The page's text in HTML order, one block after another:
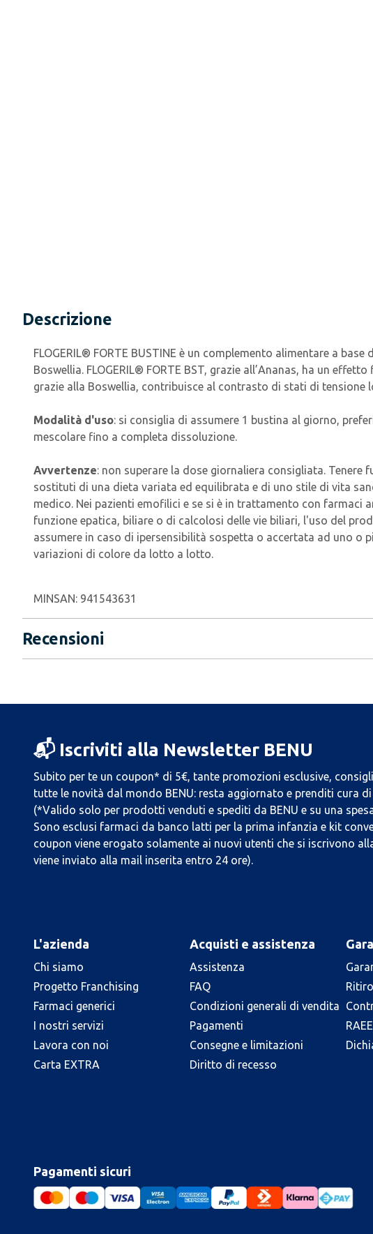
Descrizione
FLOGERIL® FORTE BUSTINE è un complemento alimentare a
Boswellia. FLOGERIL® FORTE BST, grazie all’Ananas, ha un
grazie alla Boswellia, contribuisce al contrasto di stati di tensione
Modalità d'uso: si consiglia di assumere 1 bustina al giorno,
mescolare fino a completa dissoluzione.
Avvertenze: non superare la dose giornaliera consigliata.
sostituti di una dieta variata ed equilibrata e di uno stile di vita
medico. Nei pazienti emofilici e se si è in trattamento con farmaci
funzione epatica, biliare o di calcolosi delle vie biliari, l'uso del
assumere in caso di ipersensibilità sospetta o accertata ad uno o
variazioni di colore da lotto a lotto.
MINSAN: 941543631
Recensioni
📬 Iscriviti alla Newsletter BENU
Subito per te un coupon* di 5€, tante promozioni esclusive,
tutte le novità dal mondo BENU: resta aggiornato e prenditi cura
(*Valido solo per prodotti venduti e spediti da BENU e su una
Sono esclusi farmaci da banco latti per la prima infanzia e kit
coupon viene erogato solamente ai nuovi utenti che si iscrivono
viene inviato alla mail inserita entro 24 ore).
L'azienda
Chi siamo
Progetto Franchising
Farmaci generici
I nostri servizi
Lavora con noi
Carta EXTRA
Acquisti e assistenza
Assistenza
FAQ
Condizioni generali di vendita
Pagamenti
Consegne e limitazioni
Diritto di recesso
RAEE
Pagamenti sicuri